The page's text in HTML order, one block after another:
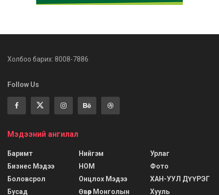
Холбоо барих: 8008-7886
Follow Us
Мэдээний ангилал
Баримт
Бизнес Мэдээ
Боловсрол
Бусад
Нийгэм
НОМ
Онцлох Мэдээ
Өвөр Монголын
Урлаг
Фото
ХАН-УУЛ ДҮҮРЭГ
Хууль